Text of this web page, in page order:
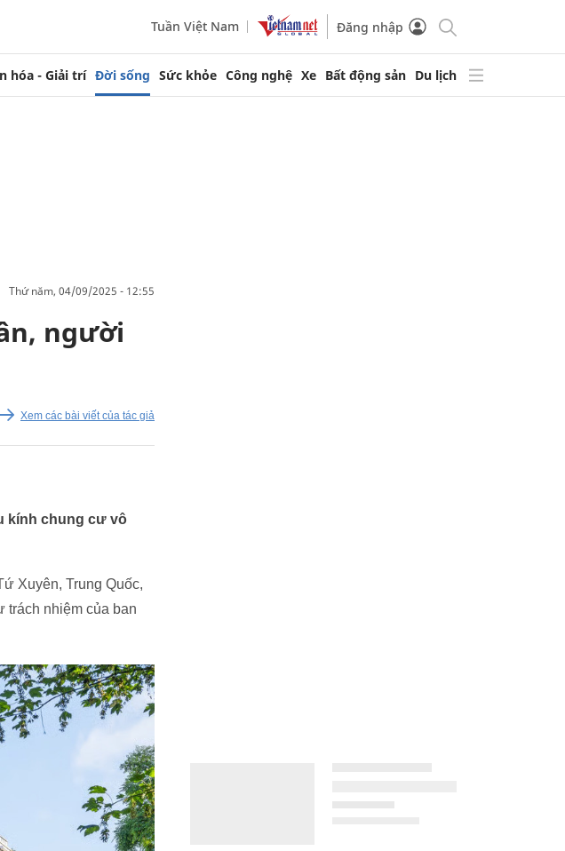
Tuần Việt Nam Đăng nhập
hóa - Giải trí Đời sống Sức khỏe Công nghệ Xe Bất động sản Du lịch
thứ năm, 04/09/2025 - 12:55
người
Xem các bài viết của tác giả
kính chung cư vô
Xuyên, Trung Quốc,
trách nhiệm của ban